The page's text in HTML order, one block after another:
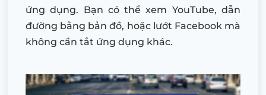
ứng dụng. Bạn có thể xem YouTube, dẫn
đường bằng bản đồ, hoặc lướt Facebook mà
không cần tắt ứng dụng khác.